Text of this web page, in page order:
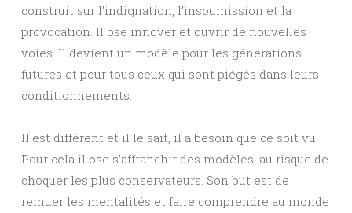
construit sur l’indignation, l’insoumission et la
provocation. Il ose innover et ouvrir de nouvelles
voies. Il devient un modèle pour les générations
futures et pour tous ceux qui sont piégés dans leurs
conditionnements.
Il est différent et il le sait, il a besoin que ce soit vu.
Pour cela il ose s’affranchir des modèles, au risque de
choquer les plus conservateurs. Son but est de
remuer les mentalités et faire comprendre au monde